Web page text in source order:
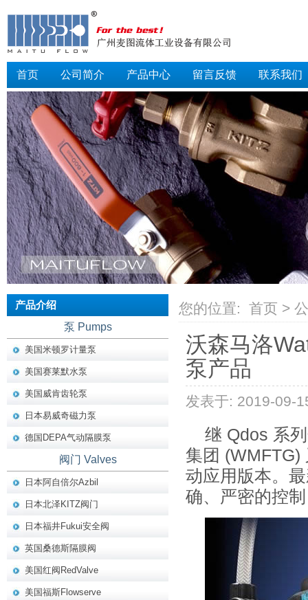
首页 公司简介 产品中心 留言反馈 联系我们
您的位置: 首页 >
沃森马洛
泵产品
发表于: 2019-09-
继 Qdos 系
集团 (WMFTG)
动应用版本。
确、严密的控
产品介绍
泵 Pumps
美国米顿罗计量泵
美国赛莱默水泵
美国威肯齿轮泵
日本易威奇磁力泵
德国DEPA气动隔膜泵
阀门 Valves
日本阿自倍尔Azbil
日本北泽KITZ阀门
日本福井Fukui安全阀
英国桑德斯隔膜阀
美国红阀RedValve
美国福斯Flowserve